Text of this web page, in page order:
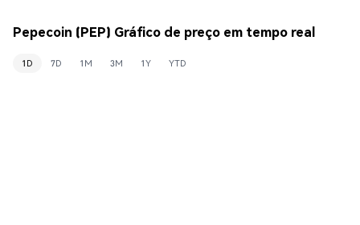
Pepecoin (PEP) Gráfico de preço em tempo real
1D 7D 1M 3M 1Y YTD